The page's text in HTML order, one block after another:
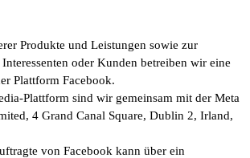
Produkte und Leistungen sowie zur
oder Kunden betreiben wir eine
Plattform Facebook.
Plattform sind wir gemeinsam mit der Meta
4 Grand Canal Square, Dublin 2, Irland,
von Facebook kann über ein